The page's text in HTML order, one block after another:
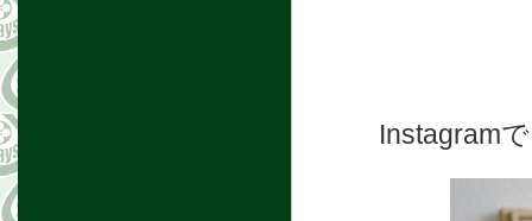
Instagram